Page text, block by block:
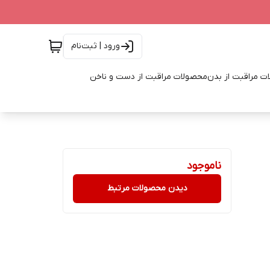
ورود | ثبت‌نام
مراقبت از بدنمحصولات مراقبت از دست و ناخن
ناموجود
دیدن محصولات مرتبط